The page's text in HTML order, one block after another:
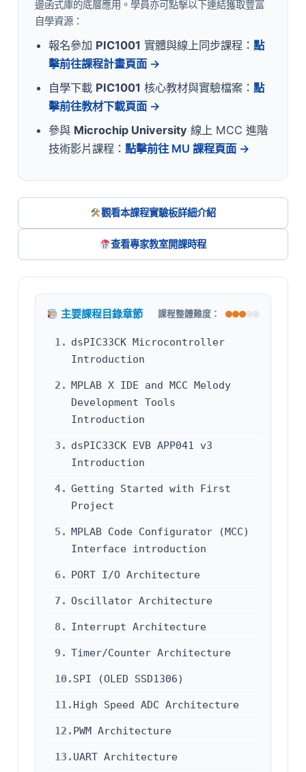
邊函式庫的底層應用。學員亦可點擊以下連結獲取豐富
自學資源：
報名參加 PIC1001 實體與線上同步課程： 點
擊前往課程計畫頁面 →
自學下載 PIC1001 核心教材與實驗檔案： 點
擊前往教材下載頁面 →
參與 Microchip University 線上 MCC 進階
技術影片課程： 點擊前往 MU 課程頁面 →
觀看本課程實驗板詳細介紹
查看專家教室開課時程
主要課程目錄章節 課程整體難度：
1. dsPIC33CK Microcontroller
Introduction
2. MPLAB X IDE and MCC Melody
Development Tools
Introduction
3. dsPIC33CK EVB APP041 v3
Introduction
4. Getting Started with First
Project
5. MPLAB Code Configurator (MCC)
Interface introduction
6. PORT I/O Architecture
7. Oscillator Architecture
8. Interrupt Architecture
9. Timer/Counter Architecture
10. SPI (OLED SSD1306)
11. High Speed ADC Architecture
12. PWM Architecture
13. UART Architecture